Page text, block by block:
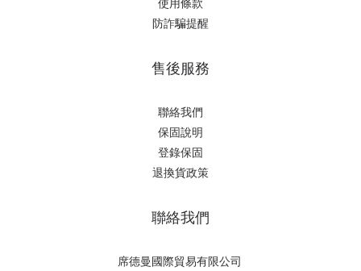
使用條款
防詐騙提醒
售後服務
聯絡我們
保固說明
登錄保固
退換貨政策
聯絡我們
席德曼國際貿易有限公司